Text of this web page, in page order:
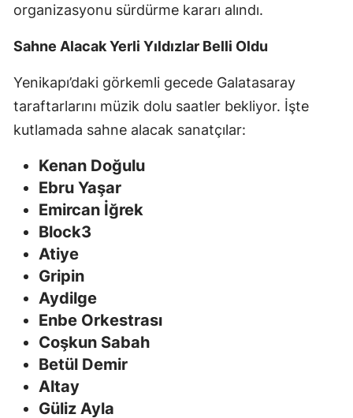
Kütahya
Malatya
organizasyonu sürdürme kararı alındı.
Sahne Alacak Yerli Yıldızlar Belli Oldu
Yenikapı’daki görkemli gecede Galatasaray
taraftarlarını müzik dolu saatler bekliyor. İşte
kutlamada sahne alacak sanatçılar:
Kenan Doğulu
Ebru Yaşar
Emircan İğrek
Block3
Atiye
Gripin
Aydilge
Enbe Orkestrası
Coşkun Sabah
Betül Demir
Altay
Güliz Ayla